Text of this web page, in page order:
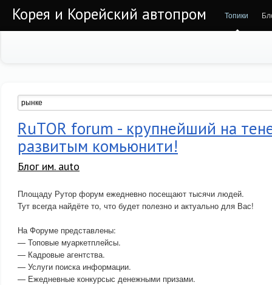
Корея и Корейский автопром Топики
RuTOR forum - крупнейший на
развитым комьюнити!
Блог им. auto
Площаду Рутор форум ежедневно посещают тысячи людей.
Тут всегда найдёте то, что будет полезно и актуально для Вас!
На Форуме представлены:
— Топовые муаркетплейсы.
— Кадровые агентства.
— Услуги поиска информации.
— Ежедневные конкурсыс денежными призами.